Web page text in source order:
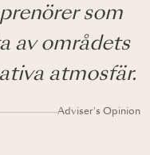
som
av områdets
atmosfär.
Adviser's Opinion